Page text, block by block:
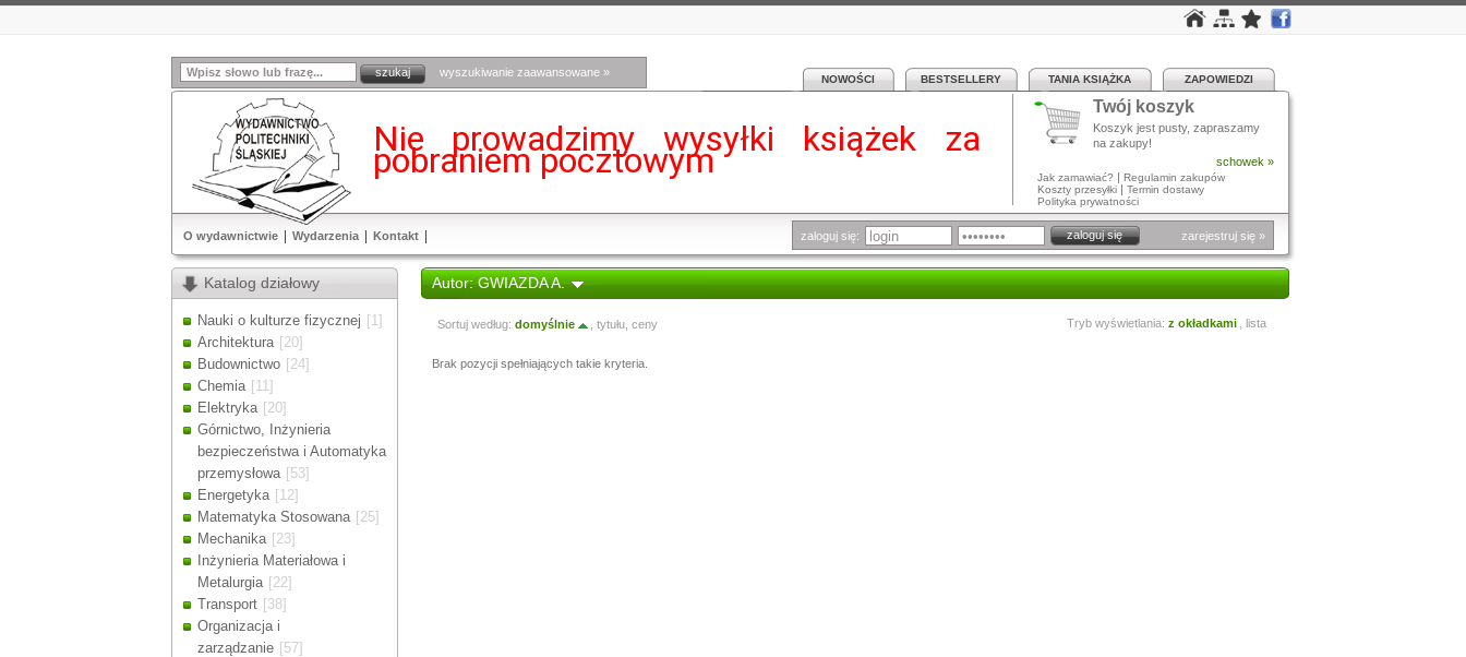
wyszukiwanie zaawansowane »
NOWOŚCI BESTSELLERY TANIA KSIĄŻKA ZAPOWIEDZI
Nie prowadzimy wysyłki książek za
pobraniem pocztowym
Drodzy Klienci!
Twój koszyk
Koszyk jest pusty, zapraszamy
na zakupy!
schowek »
Jak zamawiać? | Regulamin zakupów
Koszty przesyłki | Termin dostawy
Polityka prywatności
O wydawnictwie Wydarzenia Kontakt zaloguj się: zarejestruj się »
Katalog działowy
Nauki o kulturze fizycznej [1]
Architektura [20]
Budownictwo [24]
Chemia [11]
Elektryka [20]
Górnictwo, Inżynieria
bezpieczeństwa i Automatyka
przemysłowa [53]
Energetyka [12]
Matematyka Stosowana [25]
Mechanika [23]
Inżynieria Materiałowa i
Metalurgia [22]
Transport [38]
Organizacja i
zarządzanie [57]
Autor: GWIAZDA A.
Sortuj według: domyślnie tytułu, ceny Tryb wyświetlania: z okładkami lista
Brak pozycji spełniających takie kryteria.